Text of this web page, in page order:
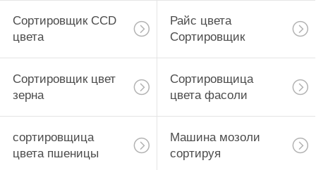
Сортировщик CCD
цвета
Райс цвета
Сортировщик
Сортировщик цвет
зерна
Сортировщица
цвета фасоли
сортировщица
цвета пшеницы
Машина мозоли
сортируя